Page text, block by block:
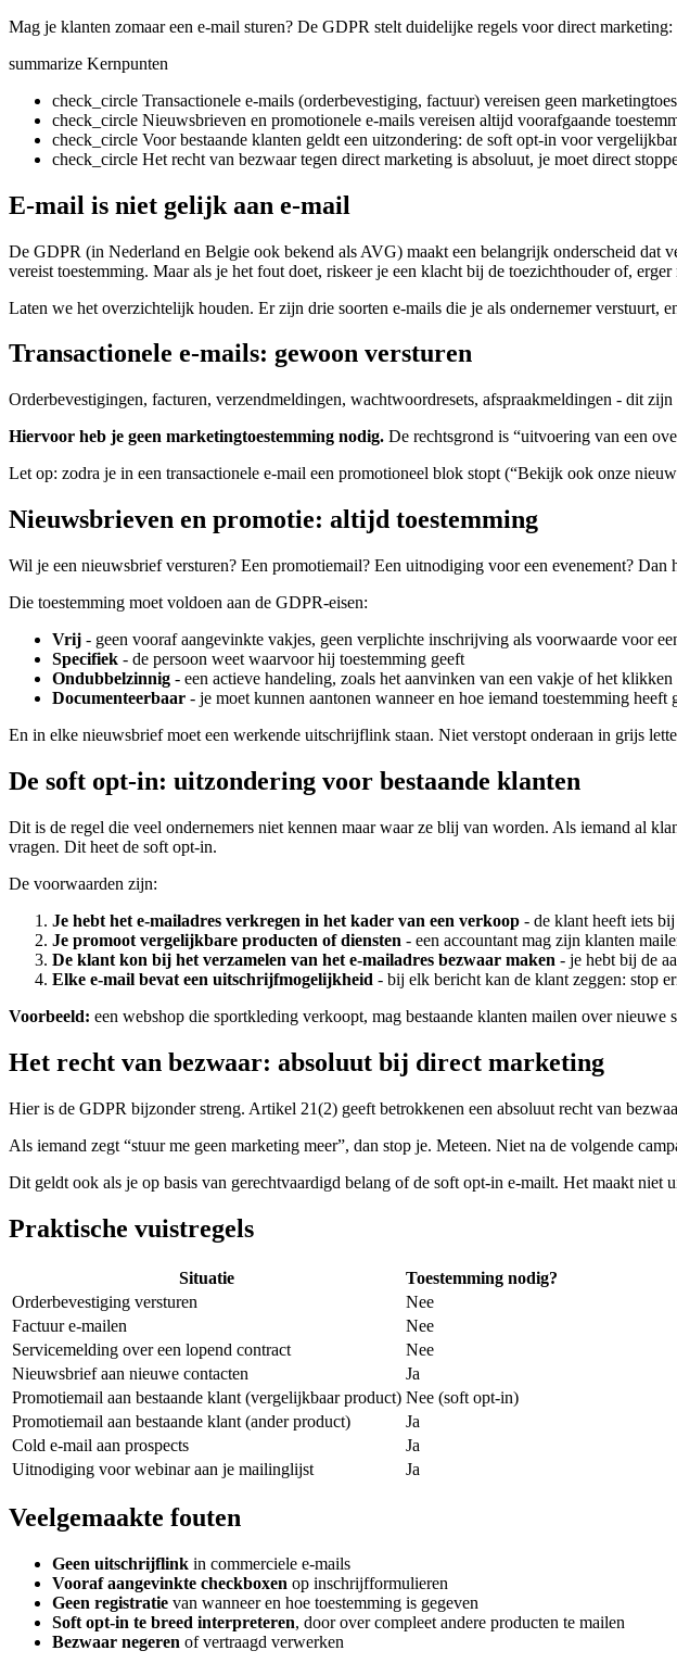
Mag je klanten zomaar een e-mail sturen? De GDPR stelt duidelijke regels voor direct
summarize Kernpunten
check_circle Transactionele e-mails (orderbevestiging, factuur) vereisen geen
check_circle Nieuwsbrieven en promotionele e-mails vereisen altijd voorafgaande
check_circle Voor bestaande klanten geldt een uitzondering: de soft opt-in voor
check_circle Het recht van bezwaar tegen direct marketing is absoluut, je moet direct
E-mail is niet gelijk aan e-mail
De GDPR (in Nederland en Belgie ook bekend als AVG) maakt een belangrijk onderscheid dat
vereist toestemming. Maar als je het fout doet, riskeer je een klacht bij de toezichthouder of, erger
Laten we het overzichtelijk houden. Er zijn drie soorten e-mails die je als ondernemer verstuurt,
Transactionele e-mails: gewoon versturen
Orderbevestigingen, facturen, verzendmeldingen, wachtwoordresets, afspraakmeldingen - dit
Hiervoor heb je geen marketingtoestemming nodig. De rechtsgrond is “uitvoering van een
Let op: zodra je in een transactionele e-mail een promotioneel blok stopt (“Bekijk ook onze
Nieuwsbrieven en promotie: altijd toestemming
Wil je een nieuwsbrief versturen? Een promotiemail? Een uitnodiging voor een evenement?
Die toestemming moet voldoen aan de GDPR-eisen:
Vrij - geen vooraf aangevinkte vakjes, geen verplichte inschrijving als voorwaarde voor
Specifiek - de persoon weet waarvoor hij toestemming geeft
Ondubbelzinnig - een actieve handeling, zoals het aanvinken van een vakje of het
Documenteerbaar - je moet kunnen aantonen wanneer en hoe iemand toestemming heeft
En in elke nieuwsbrief moet een werkende uitschrijflink staan. Niet verstopt onderaan in grijs
De soft opt-in: uitzondering voor bestaande klanten
Dit is de regel die veel ondernemers niet kennen maar waar ze blij van worden. Als iemand al
vragen. Dit heet de soft opt-in.
De voorwaarden zijn:
Je hebt het e-mailadres verkregen in het kader van een verkoop - de klant heeft iets
Je promoot vergelijkbare producten of diensten - een accountant mag zijn klanten
De klant kon bij het verzamelen van het e-mailadres bezwaar maken - je hebt bij de
Elke e-mail bevat een uitschrijfmogelijkheid - bij elk bericht kan de klant zeggen: stop
Voorbeeld: een webshop die sportkleding verkoopt, mag bestaande klanten mailen over
Het recht van bezwaar: absoluut bij direct marketing
Hier is de GDPR bijzonder streng. Artikel 21(2) geeft betrokkenen een absoluut recht van
Als iemand zegt “stuur me geen marketing meer”, dan stop je. Meteen. Niet na de volgende
Dit geldt ook als je op basis van gerechtvaardigd belang of de soft opt-in e-mailt. Het maakt
Praktische vuistregels
Situatie
Toestemming nodig?
Orderbevestiging versturen
Nee
Factuur e-mailen
Nee
Servicemelding over een lopend contract
Nee
Nieuwsbrief aan nieuwe contacten
Ja
Promotiemail aan bestaande klant (vergelijkbaar product) Nee (soft opt-in)
Promotiemail aan bestaande klant (ander product)
Ja
Cold e-mail aan prospects
Ja
Uitnodiging voor webinar aan je mailinglijst
Ja
Veelgemaakte fouten
Geen uitschrijflink in commerciele e-mails
Vooraf aangevinkte checkboxen op inschrijfformulieren
Geen registratie van wanneer en hoe toestemming is gegeven
Soft opt-in te breed interpreteren, door over compleet andere producten te mailen
Bezwaar negeren of vertraagd verwerken